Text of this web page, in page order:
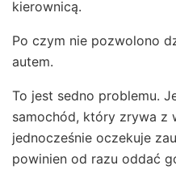
kierownicą.
Po czym nie pozwolono
autem.
To jest sedno problemu.
samochód, który zrywa z
jednocześnie oczekuje
powinien od razu oddać